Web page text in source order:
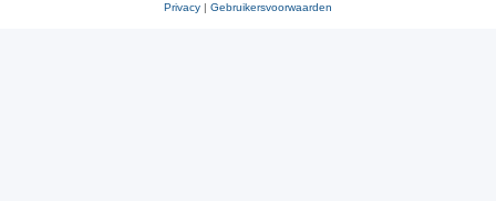
Privacy | Gebruikersvoorwaarden